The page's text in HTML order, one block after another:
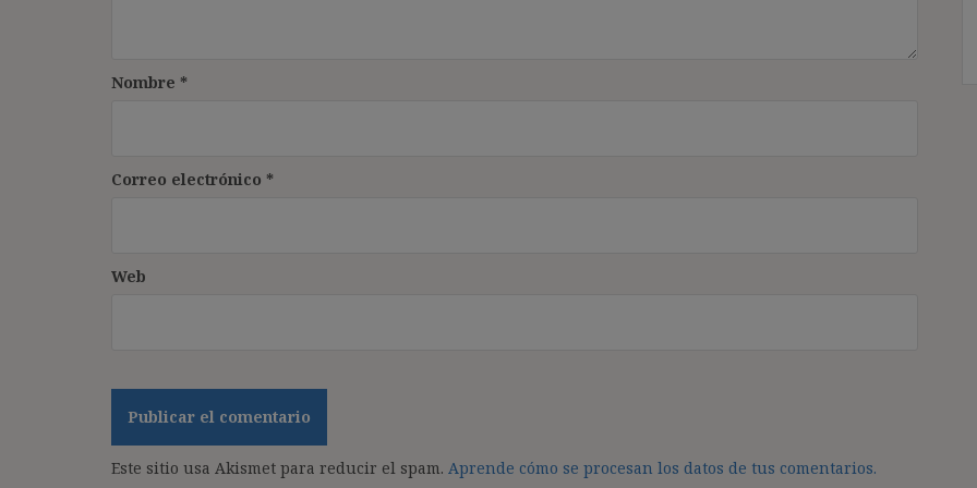
Nombre *
Correo electrónico *
Web
Este sitio usa Akismet para reducir el spam. Aprende cómo se procesan los datos de tus comentarios.